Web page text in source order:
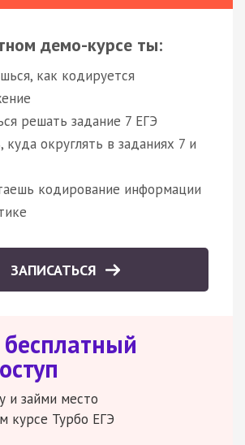
демо-курсе ты:
как кодируется
решать задание 7 ЕГЭ
куда округлять в заданиях 7 и
кодирование информации
ЗАПИСАТЬСЯ
и займи место
курсе Турбо ЕГЭ